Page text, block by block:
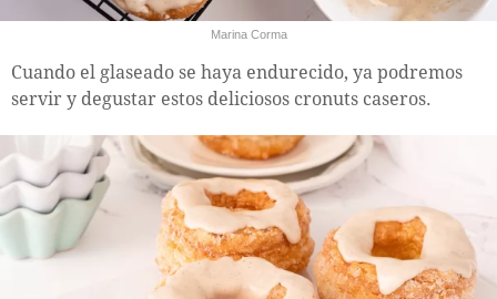
Marina Corma
Cuando el glaseado se haya endurecido, ya podremos
servir y degustar estos deliciosos cronuts caseros.